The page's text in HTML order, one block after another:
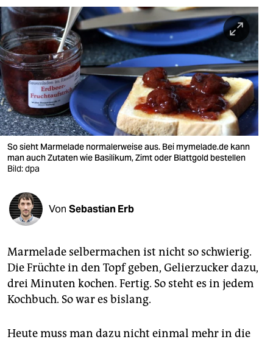
sport
berlin
nord
wahrheit
verlag
verlag
veranstaltungen
shop
fragen & hilfe
abo
genossenschaft
So sieht Marmelade normalerweise aus. Bei mymelade.de kann
man auch Zutaten wie Basilikum, Zimt oder Blattgold bestellen
Bild: dpa
Von Sebastian Erb
Marmelade selbermachen ist nicht so schwierig.
Die Früchte in den Topf geben, Gelierzucker dazu,
drei Minuten kochen. Fertig. So steht es in jedem
Kochbuch. So war es bislang.
Heute muss man dazu nicht einmal mehr in die